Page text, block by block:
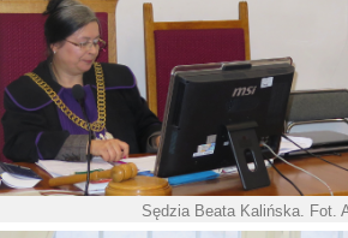
Sędzia Beata Kalińska. Fot.